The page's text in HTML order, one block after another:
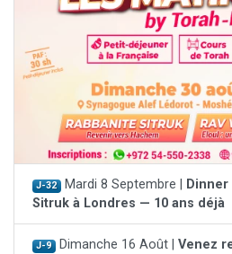
J-32 Mardi 8 Septembre |
Sitruk à Londres — 10 ans déjà
J-9 Dimanche 16 Août | Venez